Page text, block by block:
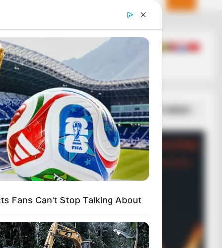
ΣΠΑΜΕ ΤΟ ΜΑΤΡΙΞ – ΤΟ ΒΙΒΛΙΟ
Fans Can't Stop Talking About